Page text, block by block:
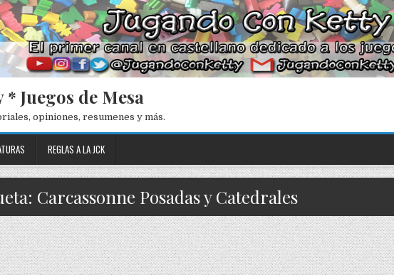
Juegos de Mesa
opiniones, resumenes y más.
REGLAS A LA JCK
Carcassonne Posadas y Catedrales